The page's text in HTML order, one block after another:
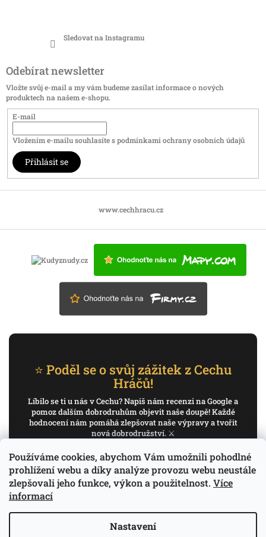
Používáme cookies, abychom Vám umožnili pohodlné
prohlížení webu a díky analýze provozu webu neustále
zlepšovali jeho funkce, výkon a použitelnost. Více
informací
Nastavení
Sledovat na Instagramu
Odebírat newsletter
Vložte svůj e-mail a my vám budeme zasílat informace o nových
produktech na našem e-shopu.
E-mail
Vložením e-mailu souhlasíte spodmínkami ochrany osobních údajů
Přihlásit se
www.cechhracu.cz
⭐ Poděl se o svůj zážitek z Cechu
Hráčů!
Líbilo se ti u nás v Cechu? Napiš nám recenzi na Google a
pomoz dalším dobrodruhům objevit naše doupě! Každé
hodnocení nám pomáhá zlepšovat naše výpravy a tvořit
nová dobrodružství. ⚔️
✍️ Napiš recenzi na Google
Děkujeme, že pomáháš psát příběh Cechu Hráčů.